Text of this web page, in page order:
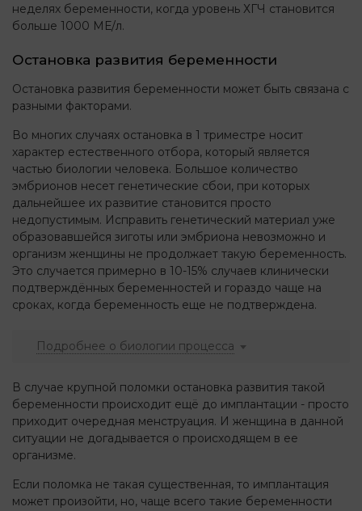
неделях беременности, когда уровень ХГЧ становится
больше 1000 МЕ/л.
Остановка развития беременности
Остановка развития беременности может быть связана с
разными факторами.
Во многих случаях остановка в 1 триместре носит
характер естественного отбора, который является
частью биологии человека. Большое количество
эмбрионов несет генетические сбои, при которых
дальнейшее их развитие становится просто
недопустимым. Исправить генетический материал уже
образовавшейся зиготы или эмбриона невозможно и
организм женщины не продолжает такую беременность.
Это случается примерно в 10-15% случаев клинически
подтверждённых беременностей и гораздо чаще на
сроках, когда беременность еще не подтверждена.
Подробнее о биологии процесса
В случае крупной поломки остановка развития такой
беременности происходит ещё до имплантации - просто
приходит очередная менструация. И женщина в данной
ситуации не догадывается о происходящем в ее
организме.
Если поломка не такая существенная, то имплантация
может произойти, но, чаще всего такие беременности